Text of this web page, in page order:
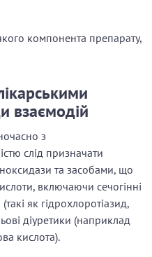
компонента препарату,
взаємодій
з
слід призначати
та засобами, що
включаючи сечогінні
як гідрохлоротіазид,
діуретики (наприклад
кислота).